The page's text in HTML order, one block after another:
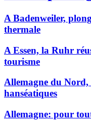
A Badenweiler,
thermale
A Essen, la Ruhr
tourisme
Allemagne du Nord,
hanséatiques
Allemagne: pour